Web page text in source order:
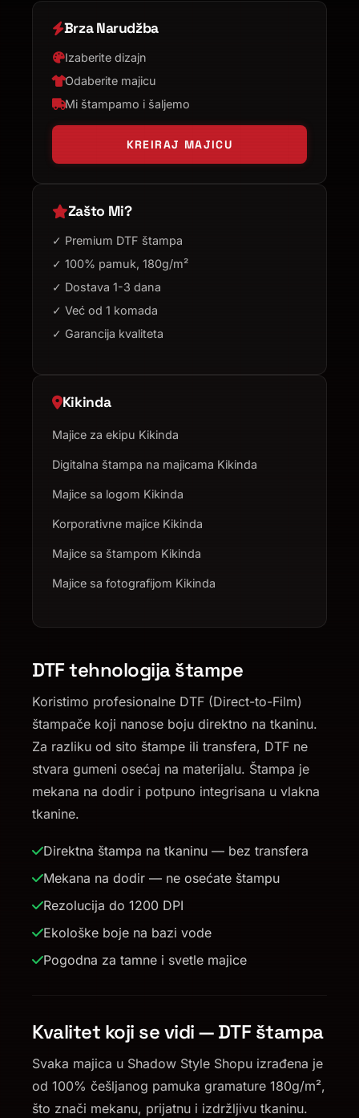
DTF tehnologija štampe
Koristimo profesionalne DTF (Direct-to-Film)
štampače koji nanose boju direktno na tkaninu.
Za razliku od sito štampe ili transfera, DTF ne
stvara gumeni osećaj na materijalu. Štampa je
mekana na dodir i potpuno integrisana u vlakna
tkanine.
Direktna štampa na tkaninu — bez transfera
Mekana na dodir — ne osećate štampu
Rezolucija do 1200 DPI
Ekološke boje na bazi vode
Pogodna za tamne i svetle majice
Kvalitet koji se vidi — DTF štampa
Svaka majica u Shadow Style Shopu izrađena je
od 100% češljanog pamuka gramature 180g/m²,
što znači mekanu, prijatnu i izdržljivu tkaninu.
Brza Narudžba
Izaberite dizajn
Odaberite majicu
Mi štampamo i šaljemo
KREIRAJ MAJICU
Zašto Mi?
✓ Premium DTF štampa
✓ 100% pamuk, 180g/m²
✓ Dostava 1-3 dana
✓ Već od 1 komada
✓ Garancija kvaliteta
Kikinda
Majice za ekipu Kikinda
Digitalna štampa na majicama Kikinda
Majice sa logom Kikinda
Korporativne majice Kikinda
Majice sa štampom Kikinda
Majice sa fotografijom Kikinda